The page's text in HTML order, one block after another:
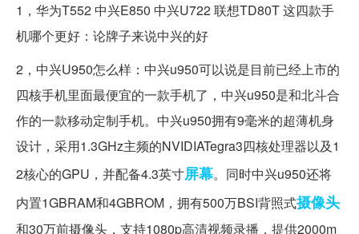
1，华为T552 中兴E850 中兴U722 联想TD80T 这四款手
机哪个更好：论牌子来说中兴的好
2，中兴U950怎么样：中兴u950可以说是目前已经上市的
四核手机里面最便宜的一款手机了，中兴u950是和北斗合
作的一款移动定制手机。中兴u950拥有9毫米的超薄机身
设计，采用1.3GHz主频的NVIDIATegra3四核处理器以及1
2核心的GPU，并配备4.3英寸屏幕。同时中兴u950还将
内置1GBRAM和4GBROM，拥有500万BSI背照式摄像头
和30万前摄像头，支持1080p高清视频录播，提供2000m